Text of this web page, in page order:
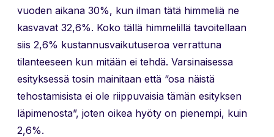
vuoden aikana 30%, kun ilman tätä himmeliä ne
kasvavat 32,6%. Koko tällä himmelillä tavoitellaan
siis 2,6% kustannusvaikutuseroa verrattuna
tilanteeseen kun mitään ei tehdä. Varsinaisessa
esityksessä tosin mainitaan että “osa näistä
tehostamisista ei ole riippuvaisia tämän esityksen
läpimenosta”, joten oikea hyöty on pienempi, kuin
2,6%.